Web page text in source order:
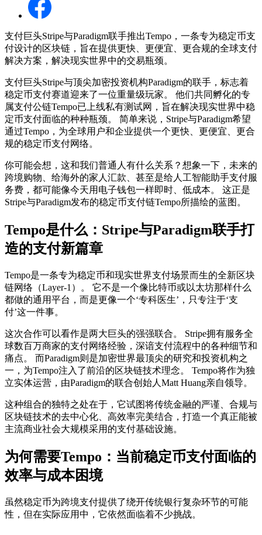
支付巨头Stripe与Paradigm联手推出Tempo，一条专为稳定币支
付设计的区块链，旨在提供更快、更便宜、更合规的全球支付
解决方案，解决现实世界中的交易瓶颈。
支付巨头Stripe与顶尖加密投资机构Paradigm的联手，标志着
稳定币支付赛道迎来了一位重量级玩家。 他们共同孵化的专
属支付公链Tempo已上线私有测试网，旨在解决现实世界中稳
定币支付面临的种种瓶颈。 简单来说，Stripe与Paradigm希望
通过Tempo，为全球用户和企业提供一个更快、更便宜、更合
规的稳定币支付网络。
你可能会想，这和我们普通人有什么关系？想象一下，未来的
跨境购物、给海外的家人汇款、甚至是给人工智能助手支付服
务费，都可能像今天用电子钱包一样即时、低成本。 这正是
Stripe与Paradigm发布的稳定币支付链Tempo所描绘的蓝图。
Tempo是什么：Stripe与Paradigm联手打
造的支付新篇章
Tempo是一条专为稳定币和现实世界支付场景而生的全新区块
链网络（Layer-1）。 它不是一个像比特币或以太坊那样什么
都做的通用平台，而是更像一个‘专科医生’，只专注于‘支
付’这一件事。
这次合作可以看作是两大巨头的强强联合。 Stripe拥有服务全
球数百万商家的支付网络经验，深谙支付流程中的各种细节和
痛点。 而Paradigm则是加密世界最顶尖的研究和投资机构之
一，为Tempo注入了前沿的区块链技术理念。 Tempo将作为独
立实体运营，由Paradigm的联合创始人Matt Huang亲自领导。
这种组合的独特之处在于，它试图将传统金融的严谨、合规与
区块链技术的去中心化、高效率完美结合，打造一个真正能被
主流商业社会大规模采用的支付基础设施。
为何需要Tempo：当前稳定币支付面临的
效率与成本困境
虽然稳定币为跨境支付提供了绕开传统银行复杂环节的可能
性，但在实际应用中，它依然面临着不少挑战。